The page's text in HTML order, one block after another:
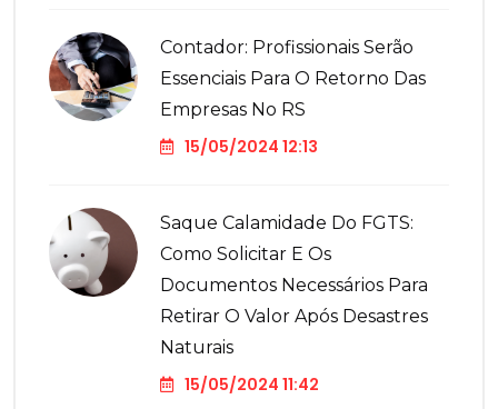
Contador: Profissionais Serão
Essenciais Para O Retorno Das
Empresas No RS
15/05/2024 12:13
Saque Calamidade Do FGTS:
Como Solicitar E Os
Documentos Necessários Para
Retirar O Valor Após Desastres
Naturais
15/05/2024 11:42